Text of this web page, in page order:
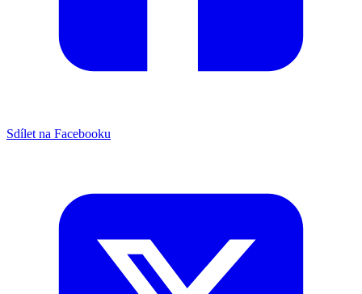
Sdílet na Facebooku